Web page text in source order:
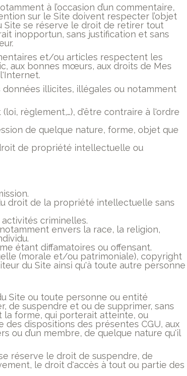
à l’occasion d’un commentaire,
sur le Site doivent respecter l’objet
Site se réserve le droit de retirer tout
inopportun, sans justification et sans
et/ou articles respectent les
aux bonnes mœurs, aux droits de Mes
illicites, illégales ou notamment
règlement,…), d'être contraire à l'ordre
de quelque nature, forme, objet que
de propriété intellectuelle ou
droit de la propriété intellectuelle sans
criminelles.
envers la race, la religion,
étant diffamatoires ou offensant.
(morale et/ou patrimoniale), copyright
du Site ainsi qu'à toute autre personne
Site ou toute personne ou entité
de suspendre et ou de supprimer, sans
la forme, qui porterait atteinte, ou
dispositions des présentes CGU, aux
ou d’un membre, de quelque nature qu'il
réserve le droit de suspendre, de
le droit d'accès à tout ou partie des